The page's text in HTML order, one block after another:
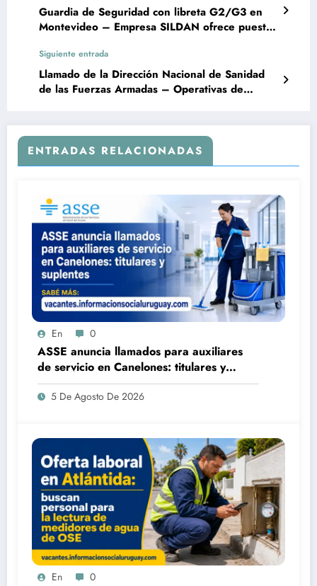
Guardia de Seguridad con libreta G2/G3 en
Montevideo – Empresa SILDAN ofrece puesto
Siguiente entrada
Llamado de la Dirección Nacional de Sanidad
de las Fuerzas Armadas – Operativas de
ENTRADAS RELACIONADAS
En 0
ASSE anuncia llamados para auxiliares
de servicio en Canelones: titulares y
suplentes
5 De Agosto De 2026
En 0